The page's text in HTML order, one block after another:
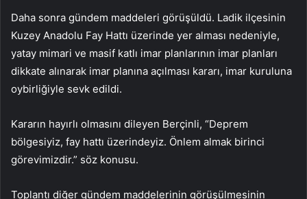
Daha sonra gündem maddeleri görüşüldü. Ladik ilçesinin
Kuzey Anadolu Fay Hattı üzerinde yer alması nedeniyle,
yatay mimari ve masif katlı imar planlarının imar planları
dikkate alınarak imar planına açılması kararı, imar kuruluna
oybirliğiyle sevk edildi.
Kararın hayırlı olmasını dileyen Berçinli, “Deprem
bölgesiyiz, fay hattı üzerindeyiz. Önlem almak birinci
görevimizdir.” söz konusu.
Toplantı diğer gündem maddelerinin görüşülmesinin